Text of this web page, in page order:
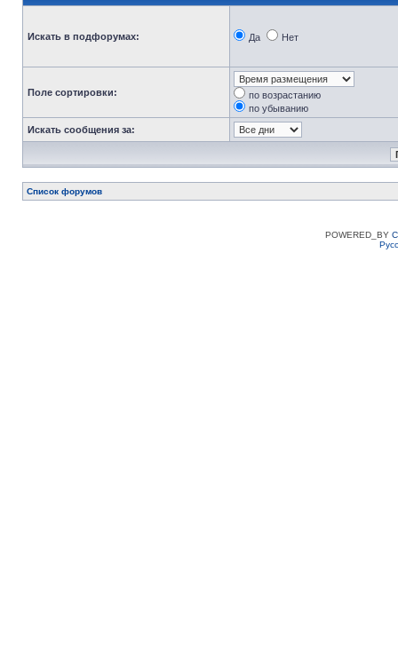
Искать в подфорумах: Да Нет
Поле сортировки:
по возрастанию
по убыванию
Искать сообщения за:
Список форумов
POWERED_BY